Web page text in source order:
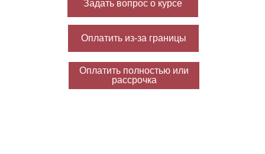
Задать вопрос о курсе
Оплатить из-за границы
Оплатить полностью или
рассрочка